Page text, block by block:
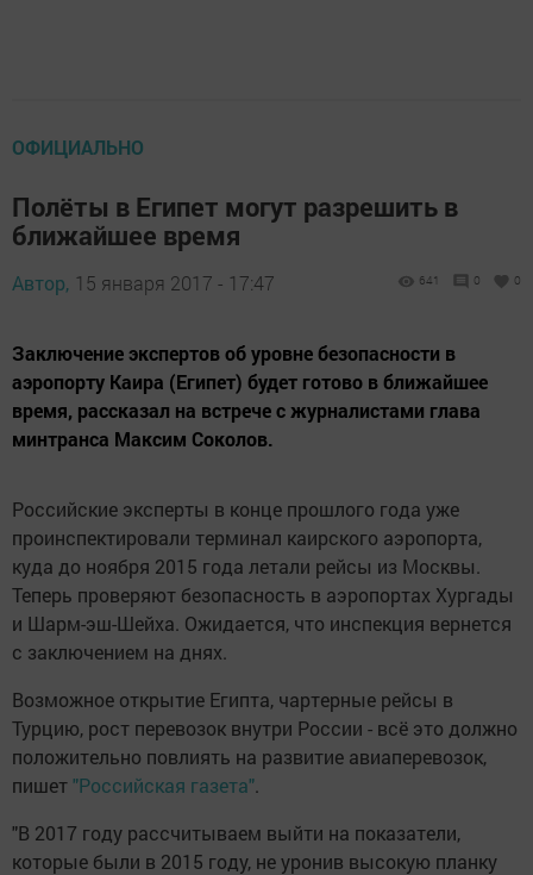
ОФИЦИАЛЬНО
Полёты в Египет могут разрешить в
ближайшее время
Автор, 15 января 2017 - 17:47 641 0 0
Заключение экспертов об уровне безопасности в
аэропорту Каира (Египет) будет готово в ближайшее
время, рассказал на встрече с журналистами глава
минтранса Максим Соколов.
Российские эксперты в конце прошлого года уже
проинспектировали терминал каирского аэропорта,
куда до ноября 2015 года летали рейсы из Москвы.
Теперь проверяют безопасность в аэропортах Хургады
и Шарм-эш-Шейха. Ожидается, что инспекция вернется
с заключением на днях.
Возможное открытие Египта, чартерные рейсы в
Турцию, рост перевозок внутри России - всё это должно
положительно повлиять на развитие авиаперевозок,
пишет "Российская газета".
"В 2017 году рассчитываем выйти на показатели,
которые были в 2015 году, не уронив высокую планку